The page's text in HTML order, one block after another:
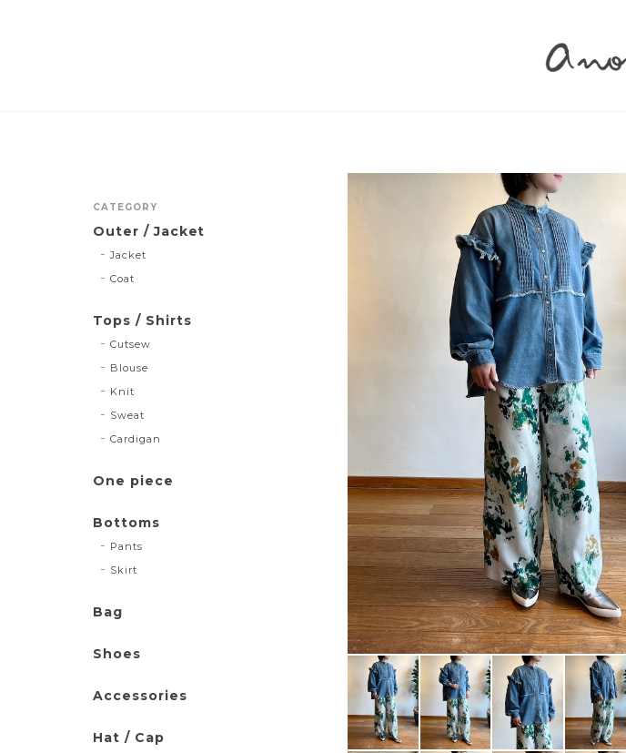
CATEGORY
Outer / Jacket
Jacket
Coat
Tops / Shirts
Cutsew
Blouse
Knit
Sweat
Cardigan
One piece
Bottoms
Pants
Skirt
Bag
Shoes
Accessories
Hat / Cap